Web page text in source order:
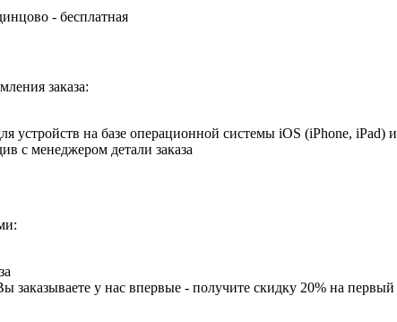
- бесплатная
заказа:
устройств на базе операционной системы iOS (iPhone, iPad)
с менеджером детали заказа
заказываете у нас впервые - получите скидку 20% на